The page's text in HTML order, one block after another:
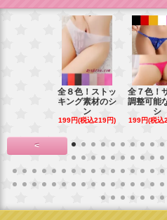
全８色！ストッ
キング素材のシ
ン
199円(税込219円)
全７色！
調整可能
シ
199円(税込
<